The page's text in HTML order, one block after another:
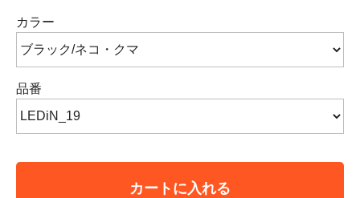
カラー
品番
カートに入れる